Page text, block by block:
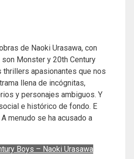
de Naoki Urasawa, con
Monster y 20th Century
thrillers apasionantes que nos
llena de incógnitas,
y personajes ambiguos. Y
e histórico de fondo. E
menudo se ha acusado a
Boys – Naoki Urasawa